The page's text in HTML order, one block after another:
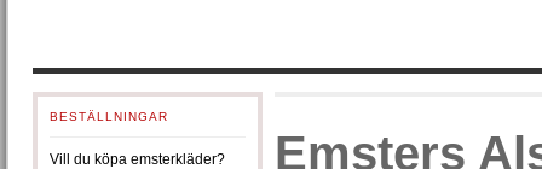
BESTÄLLNINGAR
Vill du köpa emsterkläder?
Emsters